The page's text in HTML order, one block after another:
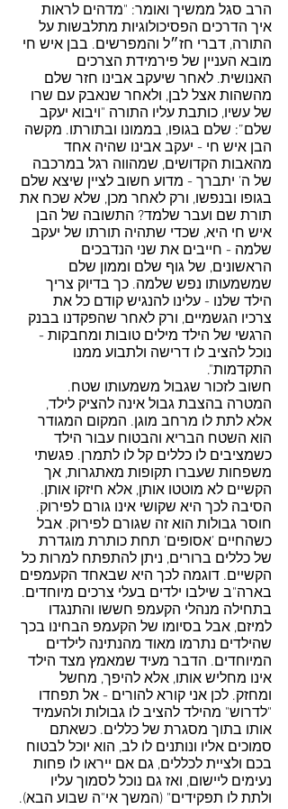
הרב סגל ממשיך ואומר: "מדהים לראות
איך הדרכים הפסיכולוגיות מתלבשות על
התורה, דברי חז״ל והמפרשים. בבן איש חי
מובא העניין של פירמידת הצרכים
האנושית. לאחר שיעקב אבינו חזר שלם
מהשהות אצל לבן, ולאחר שנאבק עם שרו
של עשיו, כותבת עליו התורה "ויבוא יעקב
שלם”: שלם בגופו, בממונו ובתורתו. מקשה
הבן איש חי - יעקב אבינו שהיה אחד
מהאבות הקדושים, שמהווה רגל במרכבה
של ה’ יתברך - מדוע חשוב לציין שיצא שלם
בגופו ובנפשו, ורק לאחר מכן, שלא שכח את
תורת שם ועבר שלמד? התשובה של הבן
איש חי היא, שכדי שתהיה תורתו של יעקב
שלמה - חייבים את שני הנדבכים
הראשונים, של גוף שלם וממון שלם
שמשמעותו נפש שלמה. כך בדיוק צריך
הילד שלנו - עלינו להנגיש קודם כל את
צרכיו הגשמיים, ורק לאחר שהפקדנו בבנק
הרגשי של הילד מילים טובות ומחבקות -
נוכל להציב לו דרישה ולתבוע ממנו
התקדמות".
חשוב לזכור שגבול משמעותו שטח.
המטרה בהצבת גבול אינה להציק לילד,
אלא לתת לו מרחב מוגן. המקום המגודר
הוא השטח הבריא והבטוח עבור הילד
כשמציבים לו כללים קל לו לתמרן. פגשתי
משפחות שעברו תקופות מאתגרות, אך
הקשיים לא מוטטו אותן, אלא חיזקו אותן.
הסיבה לכך היא שקושי אינו גורם לפירוק.
חוסר גבולות הוא זה שגורם לפירוק. אבל
כשהחיים ’אסופים’ תחת כותרת מוגדרת
של כללים ברורים, ניתן להתפתח למרות כל
הקשיים. דוגמה לכך היא שבאחד הקעמפים
בארה"ב שילבו ילדים בעלי צרכים מיוחדים.
בתחילה מנהלי הקעמפ חששו והתנגדו
למיזם, אבל בסיומו של הקעמפ הבחינו בכך
שהילדים נתרמו מאוד מהנתינה לילדים
המיוחדים. הדבר מעיד שמאמץ מצד הילד
אינו מחליש אותו, אלא להיפך, מחשל
ומחזק. לכן אני קורא להורים - אל תפחדו
"לדרוש" מהילד להציב לו גבולות ולהעמיד
אותו בתוך מסגרת של כללים. כשאתם
סמוכים אליו ונותנים לו לב, הוא יוכל לבטוח
בכם ולציית לכללים, גם אם ייראו לו פחות
נעימים ליישום, ואז גם נוכל לסמוך עליו
ולתת לו תפקידים" (המשך אי"ה שבוע הבא).